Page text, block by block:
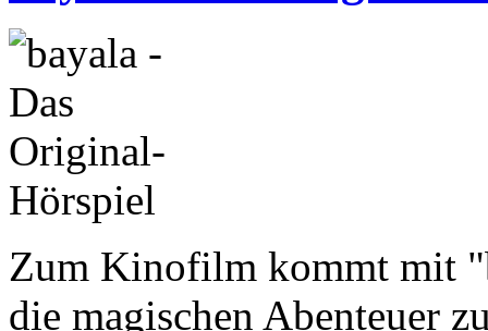
Zum Kinofilm kommt mit
die magischen Abenteuer